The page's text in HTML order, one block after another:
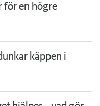
för en högre
käppen i